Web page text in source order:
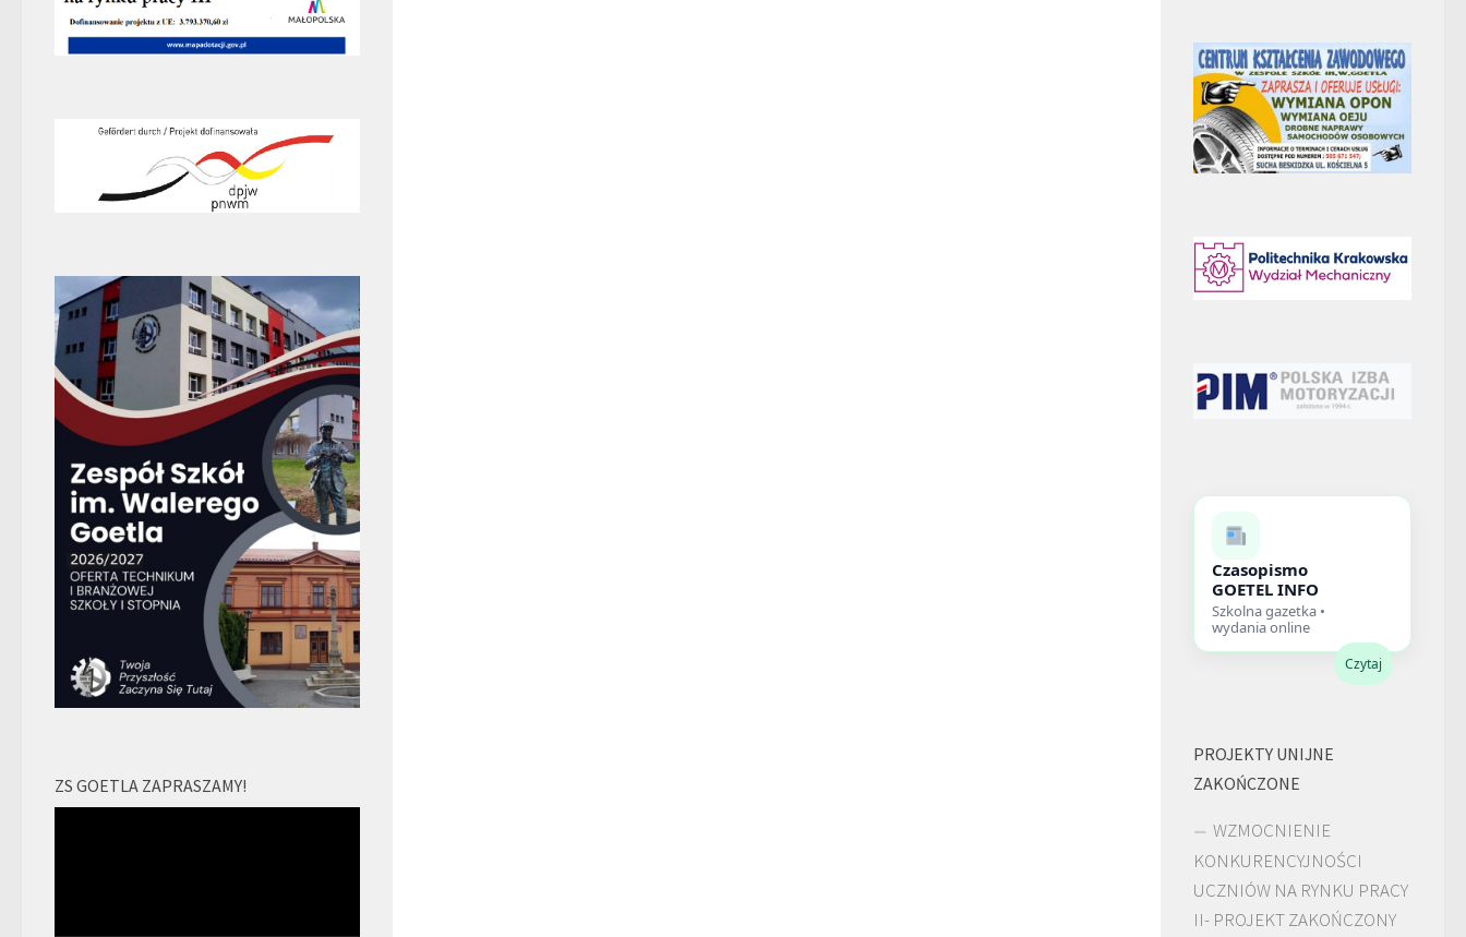
ZS GOETLA ZAPRASZAMY!
Czasopismo
GOETEL INFO
Szkolna gazetka •
wydania online
Czytaj
PROJEKTY UNIJNE
ZAKOŃCZONE
WZMOCNIENIE
KONKURENCYJNOŚCI
UCZNIÓW NA RYNKU PRACY
II- PROJEKT ZAKOŃCZONY